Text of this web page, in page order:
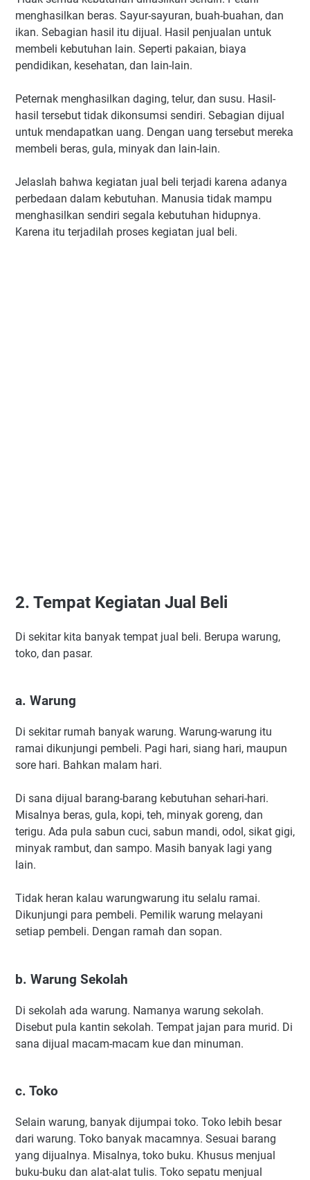
menghasilkan beras. Sayur-sayuran, buah-buahan, dan
ikan. Sebagian hasil itu dijual. Hasil penjualan untuk
membeli kebutuhan lain. Seperti pakaian, biaya
pendidikan, kesehatan, dan lain-lain.
Peternak menghasilkan daging, telur, dan susu. Hasil-
hasil tersebut tidak dikonsumsi sendiri. Sebagian dijual
untuk mendapatkan uang. Dengan uang tersebut mereka
membeli beras, gula, minyak dan lain-lain.
Jelaslah bahwa kegiatan jual beli terjadi karena adanya
perbedaan dalam kebutuhan. Manusia tidak mampu
menghasilkan sendiri segala kebutuhan hidupnya.
Karena itu terjadilah proses kegiatan jual beli.
2. Tempat Kegiatan Jual Beli
Di sekitar kita banyak tempat jual beli. Berupa warung,
toko, dan pasar.
a. Warung
Di sekitar rumah banyak warung. Warung-warung itu
ramai dikunjungi pembeli. Pagi hari, siang hari, maupun
sore hari. Bahkan malam hari.
Di sana dijual barang-barang kebutuhan sehari-hari.
Misalnya beras, gula, kopi, teh, minyak goreng, dan
terigu. Ada pula sabun cuci, sabun mandi, odol, sikat gigi,
minyak rambut, dan sampo. Masih banyak lagi yang
lain.
Tidak heran kalau warungwarung itu selalu ramai.
Dikunjungi para pembeli. Pemilik warung melayani
setiap pembeli. Dengan ramah dan sopan.
b. Warung Sekolah
Di sekolah ada warung. Namanya warung sekolah.
Disebut pula kantin sekolah. Tempat jajan para murid. Di
sana dijual macam-macam kue dan minuman.
c. Toko
Selain warung, banyak dijumpai toko. Toko lebih besar
dari warung. Toko banyak macamnya. Sesuai barang
yang dijualnya. Misalnya, toko buku. Khusus menjual
buku-buku dan alat-alat tulis. Toko sepatu menjual